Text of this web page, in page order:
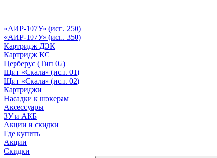
«АИР-107У» (исп. 250)
«АИР-107У» (исп. 350)
Картридж ДЭК
Картридж КС
Церберус (Тип 02)
Щит «Скала» (исп. 01)
Щит «Скала» (исп. 02)
Картриджи
Насадки к шокерам
Аксессуары
ЗУ и АКБ
Акции и скидки
Где купить
Акции
Скидки